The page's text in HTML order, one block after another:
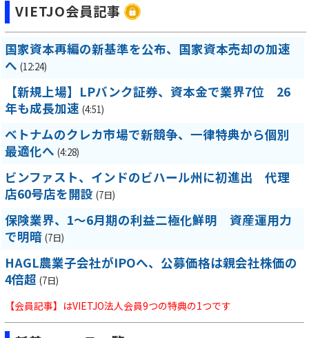
VIETJO会員記事
国家資本再編の新基準を公布、国家資本売却の加速
へ (12:24)
【新規上場】LPバンク証券、資本金で業界7位 26
年も成長加速 (4:51)
ベトナムのクレカ市場で新競争、一律特典から個別
最適化へ (4:28)
ビンファスト、インドのビハール州に初進出 代理
店60号店を開設 (7日)
保険業界、1～6月期の利益二極化鮮明 資産運用力
で明暗 (7日)
HAGL農業子会社がIPOへ、公募価格は親会社株価の
4倍超 (7日)
【会員記事】はVIETJO法人会員9つの特典の1つです